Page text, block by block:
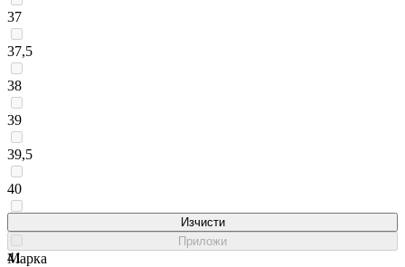
37
37,5
38
39
39,5
40
41
Изчисти
Приложи
Марка